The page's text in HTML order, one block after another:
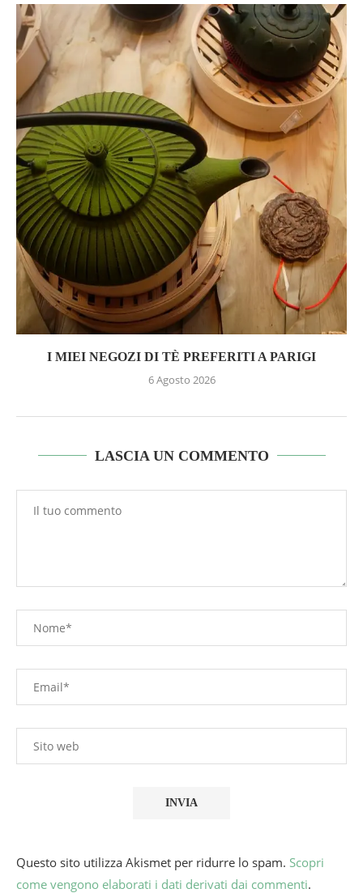
I MIEI NEGOZI DI TÈ PREFERITI A PARIGI
6 Agosto 2026
LASCIA UN COMMENTO
Questo sito utilizza Akismet per ridurre lo spam. Scopri
come vengono elaborati i dati derivati dai commenti.